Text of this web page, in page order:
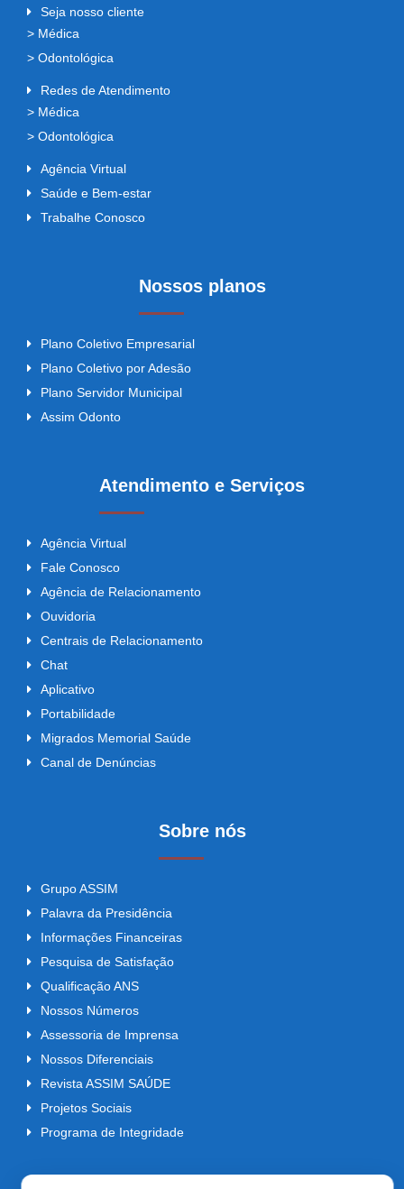
Seja nosso cliente
> Médica
> Odontológica
Redes de Atendimento
> Médica
> Odontológica
Agência Virtual
Saúde e Bem-estar
Trabalhe Conosco
Nossos planos
Plano Coletivo Empresarial
Plano Coletivo por Adesão
Plano Servidor Municipal
Assim Odonto
Atendimento e Serviços
Agência Virtual
Fale Conosco
Agência de Relacionamento
Ouvidoria
Centrais de Relacionamento
Chat
Aplicativo
Portabilidade
Migrados Memorial Saúde
Canal de Denúncias
Sobre nós
Grupo ASSIM
Palavra da Presidência
Informações Financeiras
Pesquisa de Satisfação
Qualificação ANS
Nossos Números
Assessoria de Imprensa
Nossos Diferenciais
Revista ASSIM SAÚDE
Projetos Sociais
Programa de Integridade